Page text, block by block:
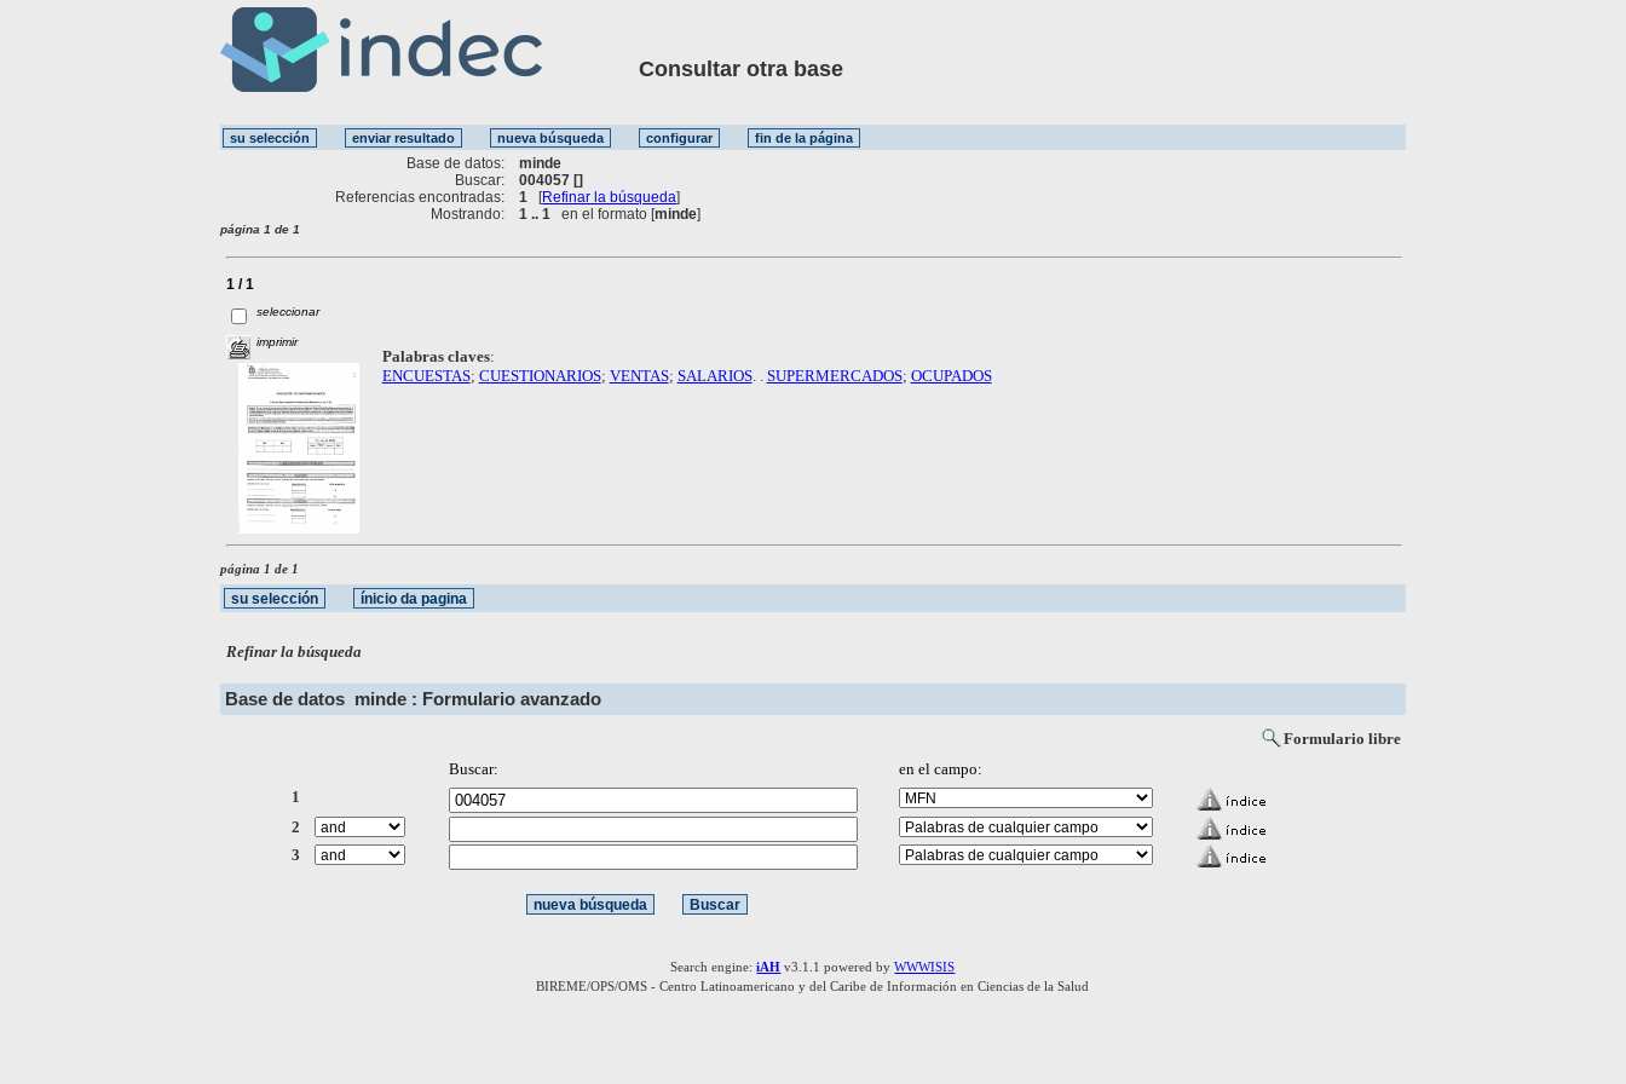
Consultar otra base
Base de datos:
minde
Buscar:
004057 []
Referencias encontradas:
1 [Refinar la búsqueda]
Mostrando:
1 .. 1 en el formato [minde]
página 1 de 1
1 / 1
seleccionar
imprimir
Palabras claves:
ENCUESTAS; CUESTIONARIOS; VENTAS; SALARIOS. . SUPERMERCADOS; OCUPADOS
página 1 de 1
Refinar la búsqueda
Base de datos minde : Formulario avanzado
Formulario libre
Buscar:
en el campo:
1
2
3
Search engine:iAH v3.1.1 powered byWWWISIS
BIREME/OPS/OMS - Centro Latinoamericano y del Caribe de Información en Ciencias de la Salud